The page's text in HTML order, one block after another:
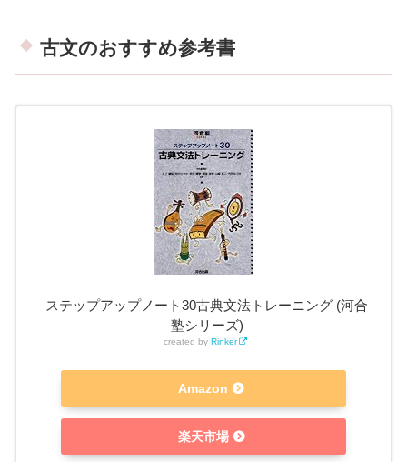
古文のおすすめ参考書
ステップアップノート30古典文法トレーニング (河合
塾シリーズ)
created by Rinker
Amazon
楽天市場